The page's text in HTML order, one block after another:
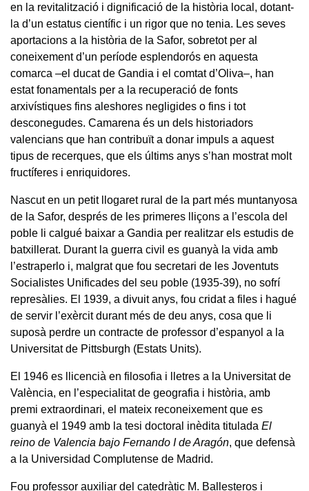
en la revitalització i dignificació de la història local, dotant-
la d’un estatus científic i un rigor que no tenia. Les seves
aportacions a la història de la Safor, sobretot per al
coneixement d’un període esplendorós en aquesta
comarca –el ducat de Gandia i el comtat d’Oliva–, han
estat fonamentals per a la recuperació de fonts
arxivístiques fins aleshores negligides o fins i tot
desconegudes. Camarena és un dels historiadors
valencians que han contribuït a donar impuls a aquest
tipus de recerques, que els últims anys s’han mostrat molt
fructíferes i enriquidores.
Nascut en un petit llogaret rural de la part més muntanyosa
de la Safor, després de les primeres lliçons a l’escola del
poble li calgué baixar a Gandia per realitzar els estudis de
batxillerat. Durant la guerra civil es guanyà la vida amb
l’estraperlo i, malgrat que fou secretari de les Joventuts
Socialistes Unificades del seu poble (1935-39), no sofrí
represàlies. El 1939, a divuit anys, fou cridat a files i hagué
de servir l’exèrcit durant més de deu anys, cosa que li
suposà perdre un contracte de professor d’espanyol a la
Universitat de Pittsburgh (Estats Units).
El 1946 es llicencià en filosofia i lletres a la Universitat de
València, en l’especialitat de geografia i història, amb
premi extraordinari, el mateix reconeixement que es
guanyà el 1949 amb la tesi doctoral inèdita titulada El
reino de Valencia bajo Fernando I de Aragón, que defensà
a la Universidad Complutense de Madrid.
Fou professor auxiliar del catedràtic M. Ballesteros i